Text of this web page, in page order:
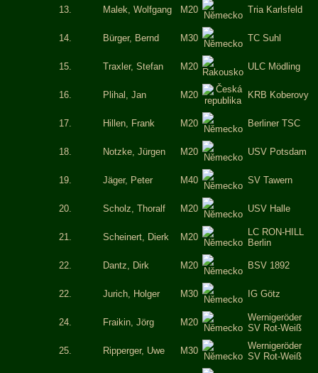
13. Malek, Wolfgang M20 Tria Karlsfeld
14. Bürger, Bernd M30 TC Suhl
15. Traxler, Stefan M20 ULC Mödling
16. Plihal, Jan M20 KRB Koberovy
17. Hillen, Frank M20 Berliner TSC
18. Notzke, Jürgen M20 USV Potsdam
19. Jäger, Peter M40 SV Tawern
20. Scholz, Thoralf M20 USV Halle
21. Scheinert, Dierk M20
LC RON-HILL
Berlin
22. Dantz, Dirk M20 BSV 1892
22. Jurich, Holger M30 IG Götz
24. Fraikin, Jörg M20
Wernigeröder
SV Rot-Weiß
25. Ripperger, Uwe M30
Wernigeröder
SV Rot-Weiß